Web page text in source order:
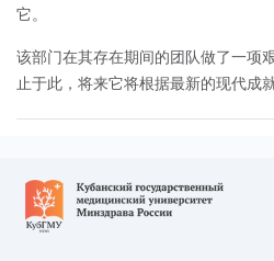
它。
该部门在其存在期间的团队做了一项
止于此，将来它将根据最新的现代成